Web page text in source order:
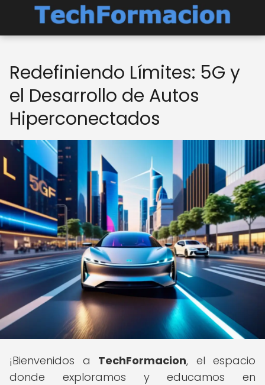
Redefiniendo Límites: 5G y
el Desarrollo de Autos
Hiperconectados
¡Bienvenidos a TechFormacion, el espacio
donde exploramos y educamos en